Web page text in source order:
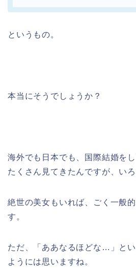
というもの。
本当にそうでしょうか？
海外でも日本でも、国際結婚を
たくさん見てきたんですが、い
絶世の美女もいれば、ごく一般
す。
ただ、「ああなるほどな…」と
ようには思いますね。